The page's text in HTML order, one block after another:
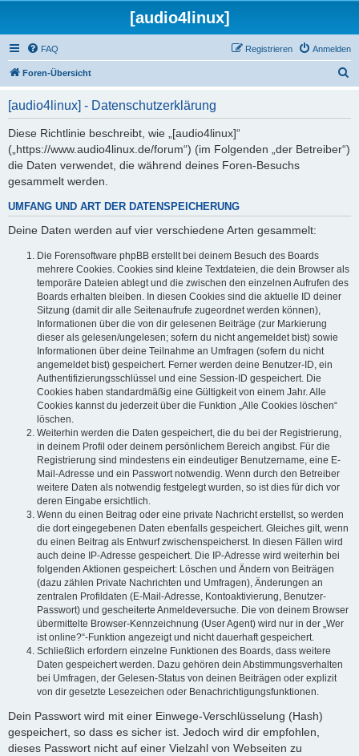
[audio4linux]
FAQ Anmelden
Registrieren
Foren-Übersicht
[audio4linux] - Datenschutzerklärung
Diese Richtlinie beschreibt, wie „[audio4linux]“
(„https://www.audio4linux.de/forum“) (im Folgenden „der Betreiber“)
die Daten verwendet, die während deines Foren-Besuchs
gesammelt werden.
UMFANG UND ART DER DATENSPEICHERUNG
Deine Daten werden auf vier verschiedene Arten gesammelt:
Die Forensoftware phpBB erstellt bei deinem Besuch des Boards
mehrere Cookies. Cookies sind kleine Textdateien, die dein Browser als
temporäre Dateien ablegt und die zwischen den einzelnen Aufrufen des
Boards erhalten bleiben. In diesen Cookies sind die aktuelle ID deiner
Sitzung (damit dir alle Seitenaufrufe zugeordnet werden können),
Informationen über die von dir gelesenen Beiträge (zur Markierung
dieser als gelesen/ungelesen; sofern du nicht angemeldet bist) sowie
Informationen über deine Teilnahme an Umfragen (sofern du nicht
angemeldet bist) gespeichert. Ferner werden deine Benutzer-ID, ein
Authentifizierungsschlüssel und eine Session-ID gespeichert. Die
Cookies haben standardmäßig eine Gültigkeit von einem Jahr. Alle
Cookies kannst du jederzeit über die Funktion „Alle Cookies löschen“
löschen.
Weiterhin werden die Daten gespeichert, die du bei der Registrierung,
in deinem Profil oder deinem persönlichem Bereich angibst. Für die
Registrierung sind mindestens ein eindeutiger Benutzername, eine E-
Mail-Adresse und ein Passwort notwendig. Wenn durch den Betreiber
weitere Daten als notwendig festgelegt wurden, so ist dies für dich vor
deren Eingabe ersichtlich.
Wenn du einen Beitrag oder eine private Nachricht erstellst, so werden
die dort eingegebenen Daten ebenfalls gespeichert. Gleiches gilt, wenn
du einen Beitrag als Entwurf zwischenspeicherst. In diesen Fällen wird
auch deine IP-Adresse gespeichert. Die IP-Adresse wird weiterhin bei
folgenden Aktionen gespeichert: Löschen und Ändern von Beiträgen
(dazu zählen Private Nachrichten und Umfragen), Änderungen an
zentralen Profildaten (E-Mail-Adresse, Kontoaktivierung, Benutzer-
Passwort) und gescheiterte Anmeldeversuche. Die von deinem Browser
übermittelte Browser-Kennzeichnung (User Agent) wird nur in der „Wer
ist online?“-Funktion angezeigt und nicht dauerhaft gespeichert.
Schließlich erfordern einzelne Funktionen des Boards, dass weitere
Daten gespeichert werden. Dazu gehören dein Abstimmungsverhalten
bei Umfragen, der Gelesen-Status von deinen Beiträgen oder explizit
von dir gesetzte Lesezeichen oder Benachrichtigungsfunktionen.
Dein Passwort wird mit einer Einwege-Verschlüsselung (Hash)
gespeichert, so dass es sicher ist. Jedoch wird dir empfohlen,
dieses Passwort nicht auf einer Vielzahl von Webseiten zu